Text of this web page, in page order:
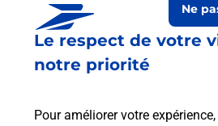
Le respect de votre
notre priorité
Pour améliorer votre
Ne
Est-il possible d’acheter
emballage directement